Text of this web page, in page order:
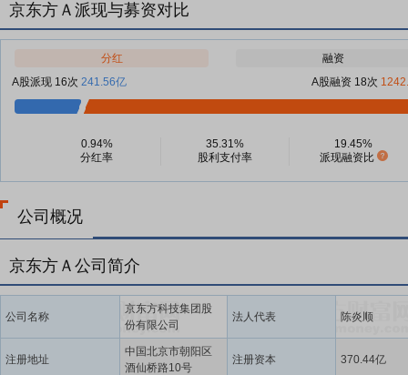
京东方Ａ派现与募资对比
分红
融资
A股派现 16次 241.56亿 A股融资 18次
0.94%
分红率
35.31%
股利支付率
19.45%
派现融资比
公司概况
京东方Ａ公司简介
公司名称
京东方科技集团股
份有限公司
法人代表 陈炎顺
注册地址
中国北京市朝阳区
酒仙桥路10号
注册资本 370.44亿